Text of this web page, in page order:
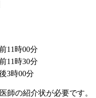
11時00分
11時30分
3時00分
師の紹介状が必要です。